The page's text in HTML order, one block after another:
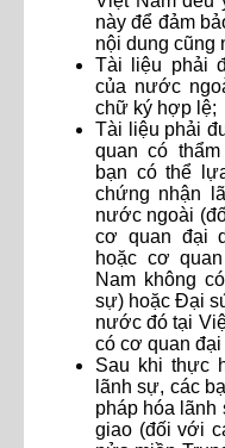
này để đảm
nội dung cũng
Tài liệu phải
của nước
chữ ký hợp lệ;
Tài liệu phải
quan có
bạn có thể
chứng nhận
nước ngoài
cơ quan đại
hoặc cơ
Nam không
sự) hoặc Đại
nước đó tại
có cơ quan
Sau khi thực
lãnh sự, các
pháp hóa lãnh
giao (đối với